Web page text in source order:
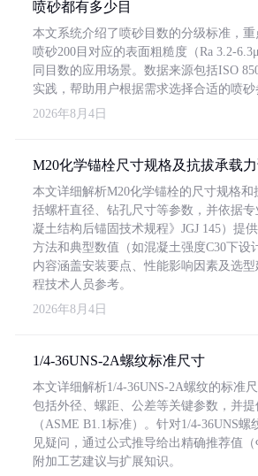
喷砂都有多少目
本文系统介绍了喷砂目数的分级标准，
喷砂200目对应的表面粗糙度（Ra 3.2-
同目数的应用场景。数据来源包括ISO
实践，帮助用户根据需求选择合适的喷砂
2026年8月4日
M20化学锚栓尺寸规格及抗拔承载
本文详细解析M20化学锚栓的尺寸规格和
括螺杆直径、钻孔尺寸等参数，并依据
凝土结构后锚固技术规程》JGJ 145）提
方法和典型数值（如混凝土强度C30下设
内容涵盖安装要点、性能影响因素及选
程技术人员参考。
2026年8月4日
1/4-36UNS-2A螺纹标准尺寸
本文详细解析1/4-36UNS-2A螺纹的标准
包括外径、螺距、公差等关键参数，并
（ASME B1.1标准）。针对1/4-36UNS螺
见疑问，通过公式推导给出精确推荐值
附加工艺建议与扩展知识。